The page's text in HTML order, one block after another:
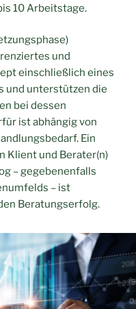
10 Arbeitstage.
und
einschließlich eines
und unterstützen die
bei dessen
ist abhängig von
Ein
Klient und Berater(n)
– gegebenenfalls
– ist
Beratungserfolg.